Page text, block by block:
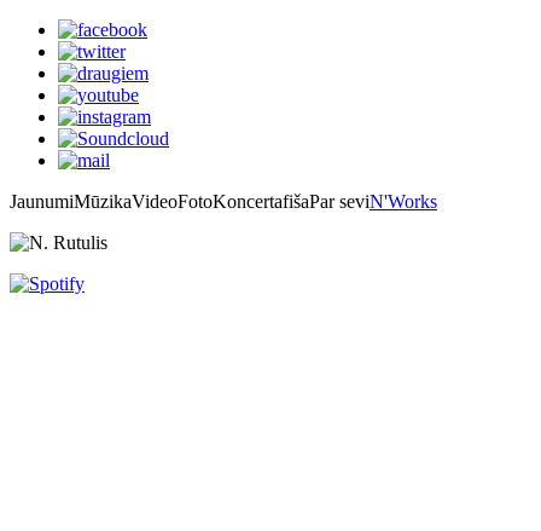
JaunumiMūzikaVideoFotoKoncertafišaPar seviN'Works